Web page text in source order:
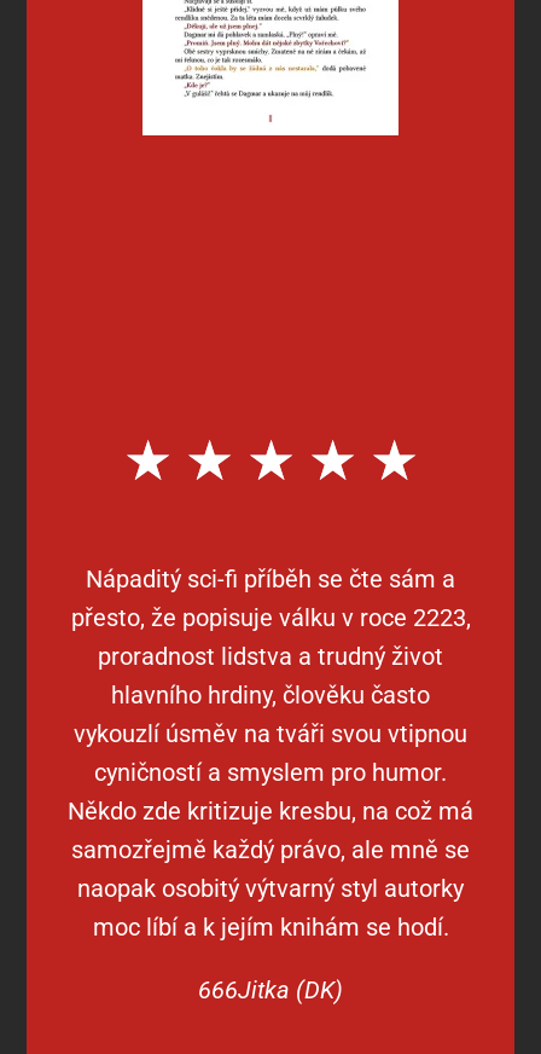
★ ★ ★ ★ ★
Nápaditý sci-fi příběh se čte sám a
přesto, že popisuje válku v roce 2223,
proradnost lidstva a trudný život
hlavního hrdiny, člověku často
vykouzlí úsměv na tváři svou vtipnou
cyničností a smyslem pro humor.
Někdo zde kritizuje kresbu, na což má
samozřejmě každý právo, ale mně se
naopak osobitý výtvarný styl autorky
moc líbí a k jejím knihám se hodí.
666Jitka (DK)